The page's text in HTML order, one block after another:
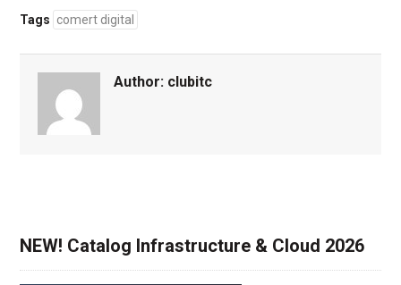
Tags comert digital
Author: clubitc
NEW! Catalog Infrastructure & Cloud 2026